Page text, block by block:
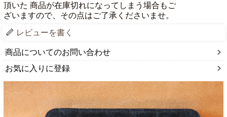
頂いた 商品が在庫切れになってしまう場合もご
ざいますので、その点はご了承くださいませ。
レビューを書く
商品についてのお問い合わせ
お気に入りに登録